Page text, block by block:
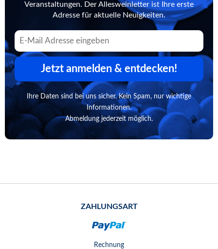
Veranstaltungen. Der Allesweinletter ist Ihre erste
Adresse für aktuelle Neuigkeiten.
Jetzt anmelden & entdecken!
Ihre Daten sind bei uns sicher. Kein Spam, nur wichtige
Informationen.
Abmeldung jederzeit möglich.
ZAHLUNGSART
Rechnung